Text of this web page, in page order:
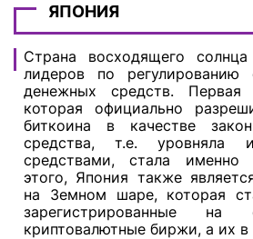
ЯПОНИЯ
Страна восходящего
лидеров по
денежных средств.
которая официально
биткоина в качестве
средства, т.е.
средствами, стала
этого, Япония также
на Земном шаре, которая
зарегистрированные на
криптовалютные биржи, а их